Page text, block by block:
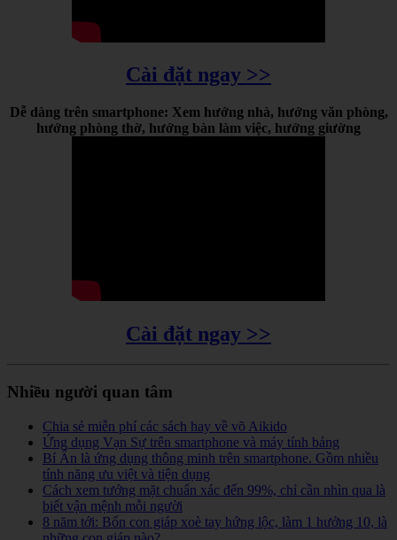
Cài đặt ngay >>
Dễ dàng trên smartphone: Xem hướng nhà, hướng văn phòng,
hướng phòng thờ, hướng bàn làm việc, hướng giường
Cài đặt ngay >>
Nhiều người quan tâm
Chia sẻ miễn phí các sách hay về võ Aikido
Ứng dụng Vạn Sự trên smartphone và máy tính bảng
Bí Ẩn là ứng dụng thông minh trên smartphone. Gồm nhiều
tính năng ưu việt và tiện dụng
Cách xem tướng mặt chuẩn xác đến 99%, chỉ cần nhìn qua là
biết vận mệnh mỗi người
8 năm tới: Bốn con giáp xoè tay hứng lộc, làm 1 hưởng 10, là